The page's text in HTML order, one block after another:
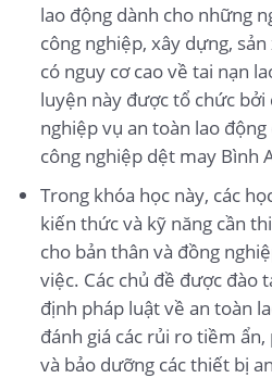
lao động dành cho những
công nghiệp, xây dựng,
có nguy cơ cao về tai nạn
luyện này được tổ chức
nghiệp vụ an toàn lao
công nghiệp dệt may Bình
Trong khóa học này, các
kiến thức và kỹ năng cần
cho bản thân và đồng
việc. Các chủ đề được đào
định pháp luật về an toàn
đánh giá các rủi ro tiềm
và bảo dưỡng các thiết bị